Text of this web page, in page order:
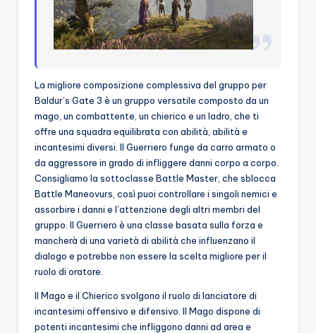
La migliore composizione complessiva del gruppo per
Baldur’s Gate 3 è un gruppo versatile composto da un
mago, un combattente, un chierico e un ladro, che ti
offre una squadra equilibrata con abilità, abilità e
incantesimi diversi. Il Guerriero funge da carro armato o
da aggressore in grado di infliggere danni corpo a corpo.
Consigliamo la sottoclasse Battle Master, che sblocca
Battle Maneovurs, così puoi controllare i singoli nemici e
assorbire i danni e l’attenzione degli altri membri del
gruppo. Il Guerriero è una classe basata sulla forza e
mancherà di una varietà di abilità che influenzano il
dialogo e potrebbe non essere la scelta migliore per il
ruolo di oratore.
Il Mago e il Chierico svolgono il ruolo di lanciatore di
incantesimi offensivo e difensivo. Il Mago dispone di
potenti incantesimi che infliggono danni ad area e